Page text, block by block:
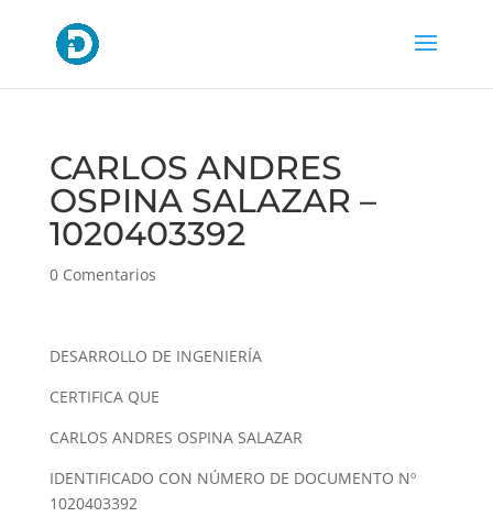
CARLOS ANDRES
OSPINA SALAZAR –
1020403392
0 Comentarios
DESARROLLO DE INGENIERÍA
CERTIFICA QUE
CARLOS ANDRES OSPINA SALAZAR
IDENTIFICADO CON NÚMERO DE DOCUMENTO Nº
1020403392